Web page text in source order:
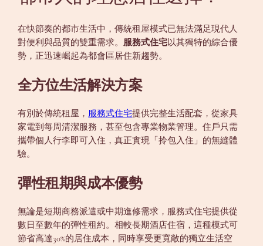
在快節奏的都市生活中，傳統租屋模式已無法滿足現代人
對便利與品質的雙重需求。 服務式住宅以其獨特的綜合優
勢，正迅速崛起為都會區居住新趨勢。
全方位生活解決方案
有別於傳統租屋， 服務式住宅提供完整生活配套，從家具
家電到每周清潔服務，甚至包含專業物業管理。住戶只需
攜帶個人行李即可入住，真正實現「拎包入住」的無縫體
驗。
彈性租期與成本優勢
無論是短期商務派遣或中期進修需求，服務式住宅提供從
數日至數年的彈性租約。相較長期酒店住宿，這種模式可
節省高達30%的居住成本，同時享受更寬敞的獨立生活空